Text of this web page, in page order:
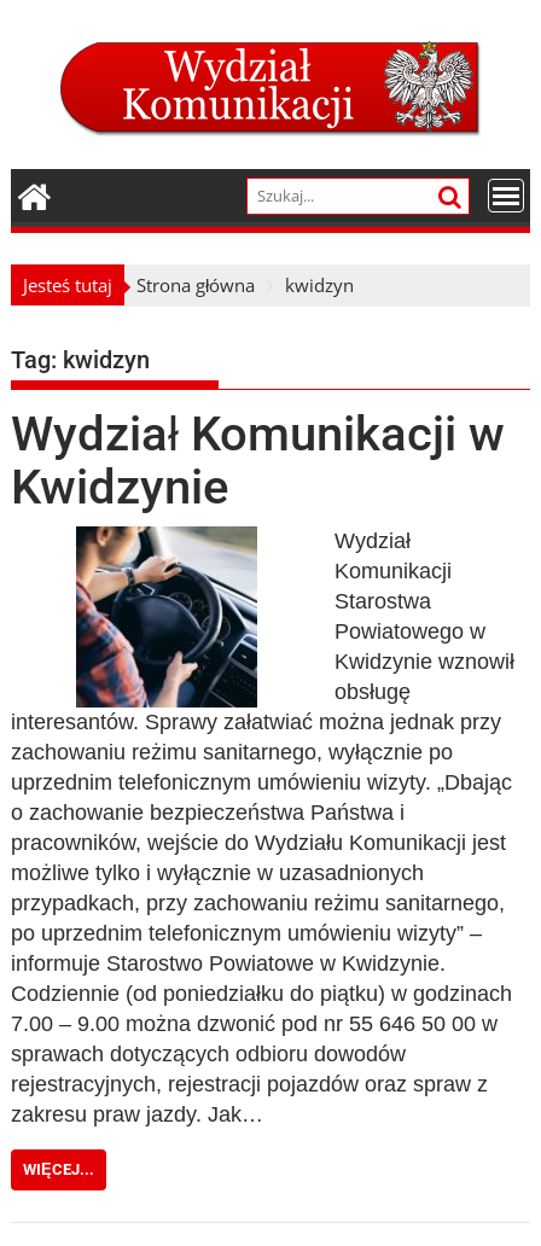
Jesteś tutaj Strona główna kwidzyn
Tag: kwidzyn
Wydział Komunikacji w
Kwidzynie
Wydział
Komunikacji
Starostwa
Powiatowego w
Kwidzynie wznowił
obsługę
interesantów. Sprawy załatwiać można jednak przy
zachowaniu reżimu sanitarnego, wyłącznie po
uprzednim telefonicznym umówieniu wizyty. „Dbając
o zachowanie bezpieczeństwa Państwa i
pracowników, wejście do Wydziału Komunikacji jest
możliwe tylko i wyłącznie w uzasadnionych
przypadkach, przy zachowaniu reżimu sanitarnego,
po uprzednim telefonicznym umówieniu wizyty” –
informuje Starostwo Powiatowe w Kwidzynie.
Codziennie (od poniedziałku do piątku) w godzinach
7.00 – 9.00 można dzwonić pod nr 55 646 50 00 w
sprawach dotyczących odbioru dowodów
rejestracyjnych, rejestracji pojazdów oraz spraw z
zakresu praw jazdy. Jak…
WIĘCEJ...